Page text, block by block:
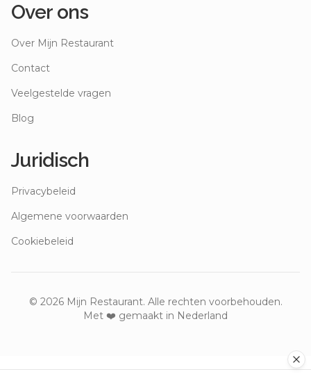
Over ons
Over Mijn Restaurant
Contact
Veelgestelde vragen
Blog
Juridisch
Privacybeleid
Algemene voorwaarden
Cookiebeleid
© 2026Mijn Restaurant. Alle rechten voorbehouden.
Met ❤️ gemaakt in Nederland